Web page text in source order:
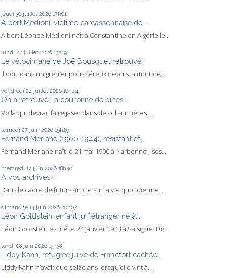
jeudi 30 juillet 2026 17h01
Albert Médioni, victime carcassonnaise de...
Albert Léonce Médioni naît à Constantine en Algérie le...
lundi 27 juillet 2026 13h19
Le vélocimane de Joë Bousquet retrouvé !
Il dort dans un grenier poussiéreux depuis la mort de...
vendredi 24 juillet 2026 16h44
On a retrouvé La couronne de pines !
Voilà qui devrait faire jaser dans des chaumières....
samedi 27 juin 2026 19h29
Fernand Merlane (1900-1944), résistant et...
Fernand Merlane naît le 21 mai 1900 à Narbonne ; ses...
mercredi 17 juin 2026 18h40
A vos archives !
Dans le cadre de futurs article sur la vie quotidienne...
dimanche 14 juin 2026 20h07
Léon Goldstein, enfant juif étranger né à...
Léon Goldstein est né le 24 janvier 1943 à Salsigne. De...
lundi 08 juin 2026 15h38
Liddy Kahn, réfugiée juive de Francfort cachée...
Liddy Kahn n’avait que seize ans lorsqu’elle vint à...